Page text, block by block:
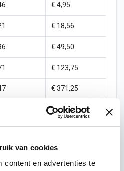
van cookies
content en advertenties te
€ 4,95
€ 18,56
€ 49,50
€ 123,75
€ 371,25
€ 990,00